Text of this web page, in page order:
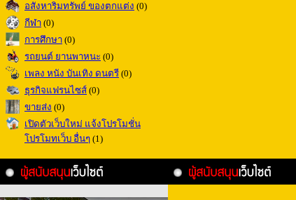
อสังหาริมทรัพย์ ของตกแต่ง (0)
กีฬา (0)
การศึกษา (0)
รถยนต์ ยานพาหนะ (0)
เพลง หนัง บันเทิง ดนตรี (0)
ธุรกิจแฟรนไซส์ (0)
ขายส่ง (0)
เปิดตัวเว็บใหม่ แจ้งโปรโมชั่น
โปรโมทเว็บ อื่นๆ (1)